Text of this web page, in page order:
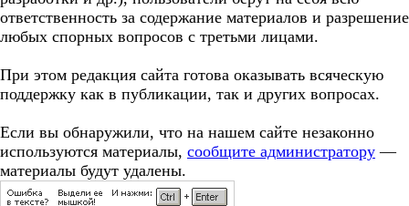
ответственность за содержание материалов и разрешение
любых спорных вопросов с третьми лицами.
При этом редакция сайта готова оказывать всяческую
поддержку как в публикации, так и других вопросах.
Если вы обнаружили, что на нашем сайте незаконно
используются материалы, сообщите администратору —
материалы будут удалены.